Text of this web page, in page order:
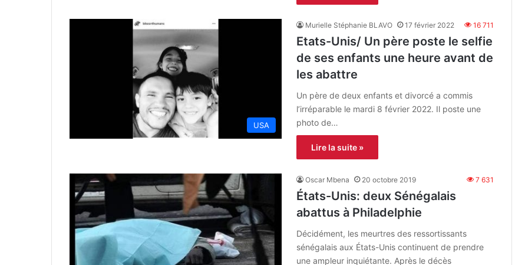
USA
Murielle Stéphanie BLAVO 17 février 2022 16 711
Etats-Unis/ Un père poste le selfie
de ses enfants une heure avant de
les abattre
Un père de deux enfants et divorcé a commis
l’irréparable le mardi 8 février 2022. Il poste une
photo de…
Lire la suite »
Oscar Mbena 20 octobre 2019 7 631
États-Unis: deux Sénégalais
abattus à Philadelphie
Décidément, les meurtres des ressortissants
sénégalais aux États-Unis continuent de prendre
une ampleur inquiétante. Après le décès